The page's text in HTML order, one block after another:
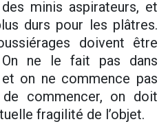
minis aspirateurs, et
durs pour les plâtres.
doivent être
ne le fait pas dans
on ne commence pas
de commencer, on doit
fragilité de l’objet.